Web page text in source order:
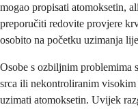
mogao propisati atomoksetin,
preporučiti redovite provjere
osobito na početku uzimanja
Osobe s ozbiljnim problemima
srca ili nekontroliranim
uzimati atomoksetin. Uvijek